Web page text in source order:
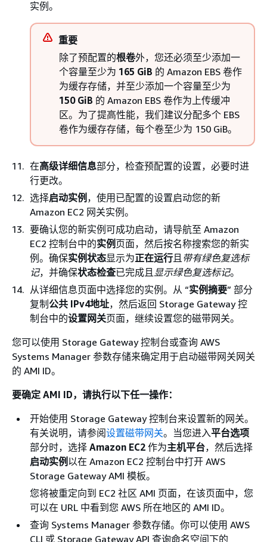
实例。
重要
除了预配置的根卷外，您还必须至少添加一
个容量至少为 165 GiB 的 Amazon EBS 卷作
为缓存存储，并至少添加一个容量至少为
150 GiB 的 Amazon EBS 卷作为上传缓冲
区。为了提高性能，我们建议分配多个 EBS
卷作为缓存存储，每个卷至少为 150 GiB。
在高级详细信息部分，检查预配置的设置，必要时进
行更改。
选择启动实例 ，使用已配置的设置启动您的新
Amazon EC2 网关实例。
要确认您的新实例可成功启动，请导航至 Amazon
EC2 控制台中的实例 页面，然后按名称搜索您的新实
例。确保实例状态显示为正在运行且带有绿色复选标
记，并确保状态检查已完成且显示绿色复选标记。
从详细信息页面中选择您的实例。从 “实例摘要” 部分
复制 公共 IPv4地址，然后返回 Storage Gateway 控
制台中的设置网关页面，继续设置您的磁带网关。
您可以使用 Storage Gateway 控制台或查询 AWS
Systems Manager 参数存储来确定用于启动磁带网关网关
的 AMI ID。
要确定 AMI ID，请执行以下任一操作：
开始使用 Storage Gateway 控制台来设置新的网关。
有关说明，请参阅设置磁带网关。当您进入平台选项
部分时，选择 Amazon EC2 作为主机平台，然后选择
启动实例 以在 Amazon EC2 控制台中打开 AWS
Storage Gateway AMI 模板。
您将被重定向到 EC2 社区 AMI 页面，在该页面中，您
可以在 URL 中看到您 AWS 所在地区的 AMI ID。
查询 Systems Manager 参数存储。你可以使用 AWS
CLI 或 Storage Gateway API 查询命名空间下的